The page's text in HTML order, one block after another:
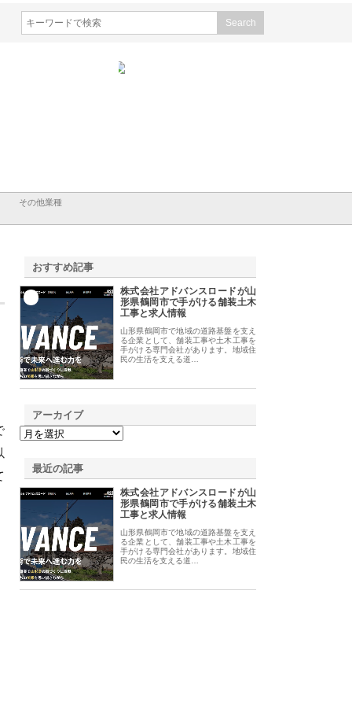
その他業種
おすすめ記事
株式会社アドバンスロードが山
形県鶴岡市で手がける舗装土木
工事と求人情報
山形県鶴岡市で地域の道路基盤を支え
る企業として、舗装工事や土木工事を
手がける専門会社があります。地域住
民の生活を支える道…
アーカイブ
最近の記事
株式会社アドバンスロードが山
形県鶴岡市で手がける舗装土木
工事と求人情報
山形県鶴岡市で地域の道路基盤を支え
る企業として、舗装工事や土木工事を
手がける専門会社があります。地域住
民の生活を支える道…